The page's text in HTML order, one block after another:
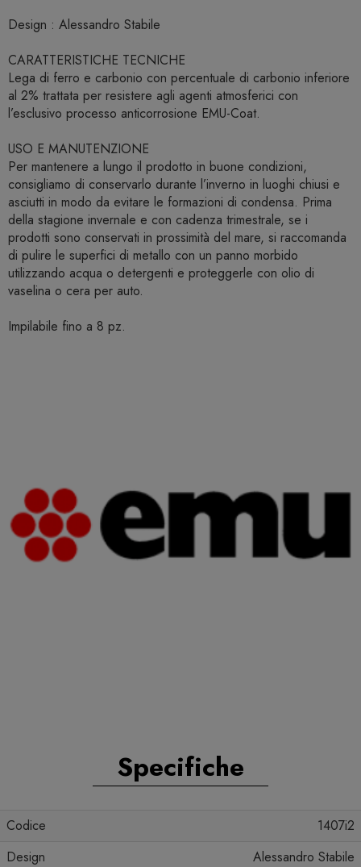
Design : Alessandro Stabile
CARATTERISTICHE TECNICHE
Lega di ferro e carbonio con percentuale di carbonio inferiore
al 2% trattata per resistere agli agenti atmosferici con
l’esclusivo processo anticorrosione EMU-Coat.
USO E MANUTENZIONE
Per mantenere a lungo il prodotto in buone condizioni,
consigliamo di conservarlo durante l’inverno in luoghi chiusi e
asciutti in modo da evitare le formazioni di condensa. Prima
della stagione invernale e con cadenza trimestrale, se i
prodotti sono conservati in prossimità del mare, si raccomanda
di pulire le superfici di metallo con un panno morbido
utilizzando acqua o detergenti e proteggerle con olio di
vaselina o cera per auto.
Impilabile fino a 8 pz.
Specifiche
Codice
1407i2
Design
Alessandro Stabile